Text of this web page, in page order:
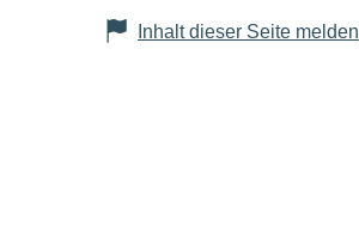
Inhalt dieser Seite melden